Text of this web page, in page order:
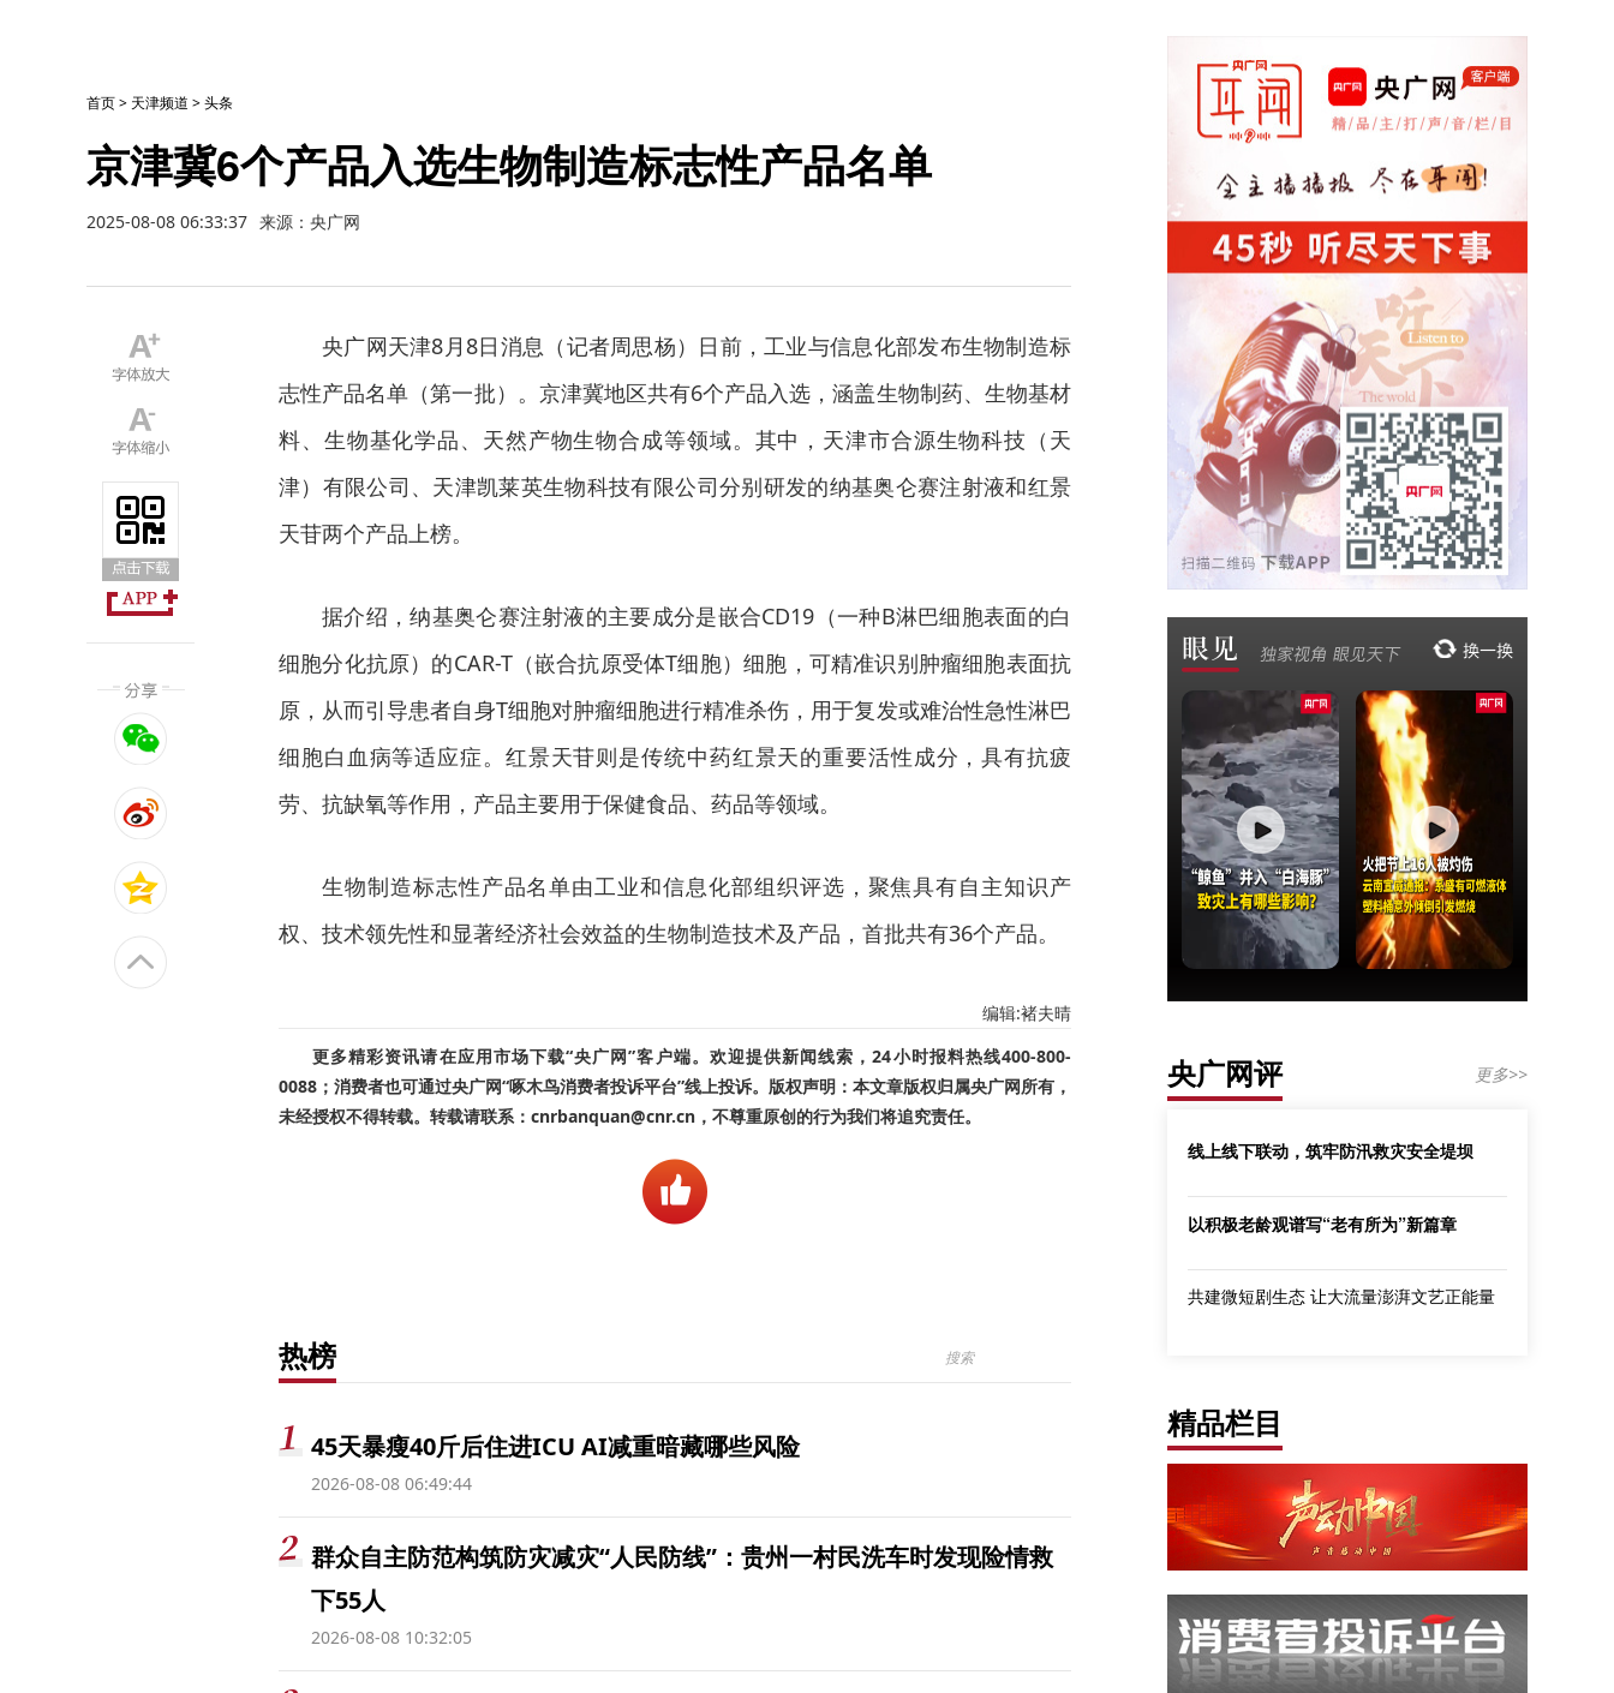
首页> 天津频道 >头条
京津冀6个产品入选生物制造标志性产品名单
2025-08-08 06:33:37 来源：央广网
央广网天津8月8日消息（记者周思杨）日前，工业与信息化部发布生物制造标
志性产品名单（第一批）。京津冀地区共有6个产品入选，涵盖生物制药、生物基材
料、生物基化学品、天然产物生物合成等领域。其中，天津市合源生物科技（天
津）有限公司、天津凯莱英生物科技有限公司分别研发的纳基奥仑赛注射液和红景
天苷两个产品上榜。
据介绍，纳基奥仑赛注射液的主要成分是嵌合CD19（一种B淋巴细胞表面的白
细胞分化抗原）的CAR-T（嵌合抗原受体T细胞）细胞，可精准识别肿瘤细胞表面抗
原，从而引导患者自身T细胞对肿瘤细胞进行精准杀伤，用于复发或难治性急性淋巴
细胞白血病等适应症。红景天苷则是传统中药红景天的重要活性成分，具有抗疲
劳、抗缺氧等作用，产品主要用于保健食品、药品等领域。
生物制造标志性产品名单由工业和信息化部组织评选，聚焦具有自主知识产
权、技术领先性和显著经济社会效益的生物制造技术及产品，首批共有36个产品。
编辑:褚夫晴
更多精彩资讯请在应用市场下载“央广网”客户端。欢迎提供新闻线索，24小时报料热线400-800-
0088；消费者也可通过央广网“啄木鸟消费者投诉平台”线上投诉。版权声明：本文章版权归属央广网所有，
未经授权不得转载。转载请联系：cnrbanquan@cnr.cn，不尊重原创的行为我们将追究责任。
热榜
45天暴瘦40斤后住进ICU AI减重暗藏哪些风险
2026-08-08 06:49:44
群众自主防范构筑防灾减灾“人民防线”：贵州一村民洗车时发现险情救
下55人
2026-08-08 10:32:05
央广网评 更多>>
线上线下联动，筑牢防汛救灾安全堤坝
以积极老龄观谱写“老有所为”新篇章
共建微短剧生态 让大流量澎湃文艺正能量
精品栏目